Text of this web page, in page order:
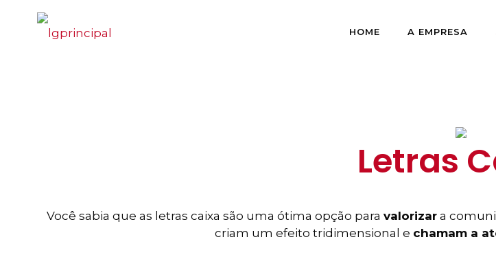
HOME A EMPRESA
Letras
Você sabia que as letras caixa são uma ótima opção para valorizar a
criam um efeito tridimensional e chamam a